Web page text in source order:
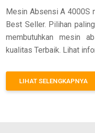
Mesin Absensi A 4000S
Best Seller. Pilihan
membutuhkan mesin
kualitas Terbaik. Lihat
LIHAT SELENGKAPNYA